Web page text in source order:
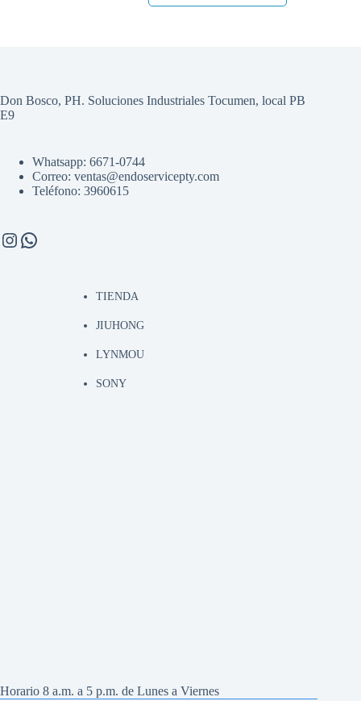
Don Bosco, PH. Soluciones Industriales Tocumen, local PB
E9
Whatsapp: 6671-0744
Correo: ventas@endoservicepty.com
Teléfono: 3960615
Instagram
WhatsApp
TIENDA
JIUHONG
LYNMOU
SONY
Horario 8 a.m. a 5 p.m. de Lunes a Viernes